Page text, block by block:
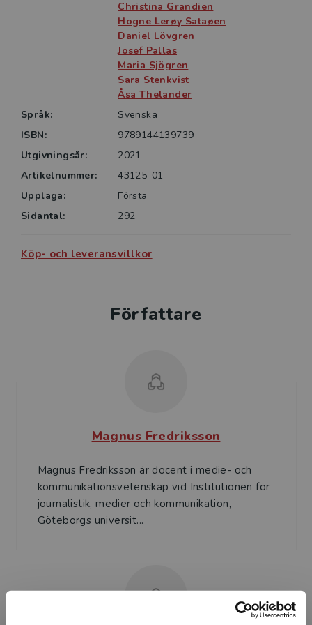
för studenter inom företagsekonomi, offentlig
förvaltning, sociologi och andra ämnen där
organisationer och kommunikation är viktiga områden.
Den är också läsvärd för personer som arbetar i
organisationer och vill förstå förutsättningarna för sin
verksamhets kommunikation.
Christina Grandien
Hogne Lerøy Sataøen
Daniel Lövgren
Josef Pallas
Maria Sjögren
Sara Stenkvist
Åsa Thelander
Språk:
Svenska
ISBN:
9789144139739
Utgivningsår:
2021
Artikelnummer:
43125-01
Upplaga:
Första
Sidantal:
292
Köp- och leveransvillkor
Författare
Magnus Fredriksson
Magnus Fredriksson är docent i medie- och
kommunikationsvetenskap vid Institutionen för
journalistik, medier och kommunikation,
Göteborgs universit...